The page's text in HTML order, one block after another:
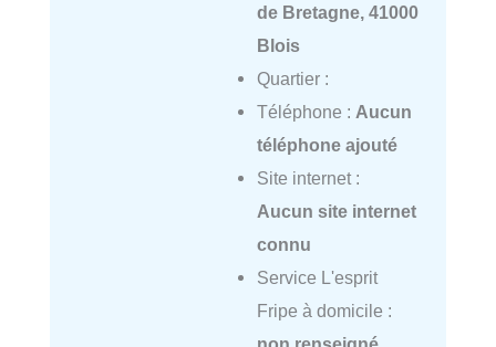
de Bretagne, 41000
Blois
Quartier :
Téléphone : Aucun
téléphone ajouté
Site internet :
Aucun site internet
connu
Service L'esprit
Fripe à domicile :